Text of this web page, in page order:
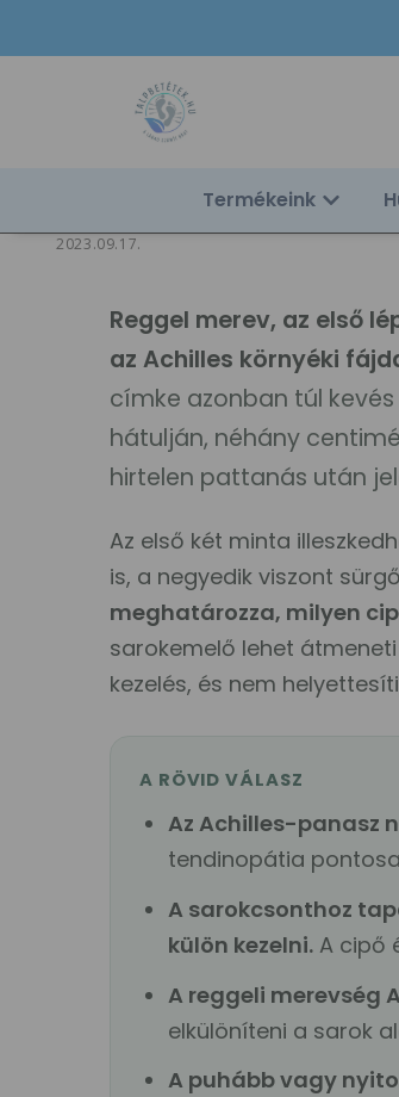
Termékeink
2023.09.17.
Reggel merev, az első
az Achilles környéki
címke azonban túl
hátulján, néhány
hirtelen pattanás után
Az első két minta
is, a negyedik viszont
meghatározza, milyen
sarokemelő lehet
kezelés, és nem
A RÖVID VÁLASZ
Az Achilles-panasz
tendinopátia
A sarokcsonthoz
külön kezelni. A cipő
A reggeli merevség
elkülöníteni a sarok
A puhább vagy